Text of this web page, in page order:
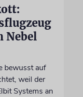
Nebel
bewusst auf
weil der
Systems an